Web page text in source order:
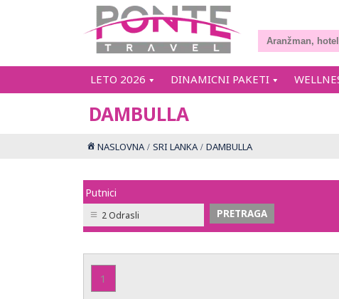
LETO 2026 DINAMICNI PAKETI
DAMBULLA
NASLOVNA SRI LANKA DAMBULLA
Putnici
2 Odrasli
1